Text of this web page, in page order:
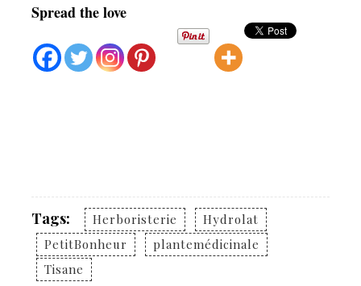
Spread the love
Tags: Herboristerie
Hydrolat
PetitBonheur
plantemédicinale
Tisane